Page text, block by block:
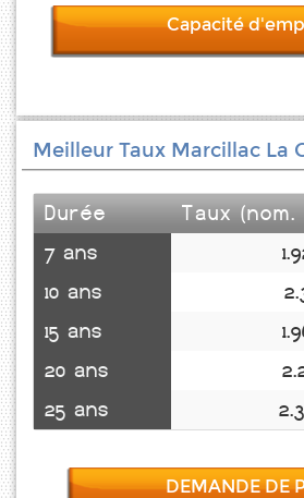
Capacité
Meilleur Taux Marcillac La
Durée
Taux (nom.
7 ans
10 ans
15 ans
20 ans
25 ans
DEMANDE DE